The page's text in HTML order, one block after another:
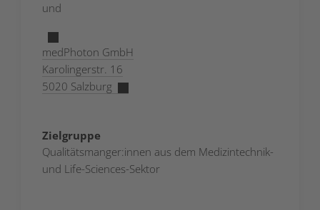
und
medPhoton GmbH
Karolingerstr. 16
5020 Salzburg
Zielgruppe
Qualitätsmanger:innen aus dem Medizintechnik-
und Life-Sciences-Sektor